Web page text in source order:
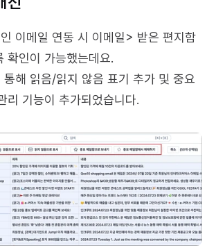
이메일 연동 시 이메일> 받은 편지함
확인이 가능했는데요.
통해 읽음/읽지 않음 표기 추가 및 중요
리 기능이 추가되었습니다.